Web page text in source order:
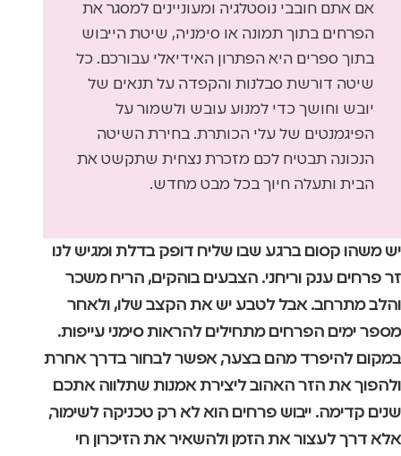
אם אתם חובבי נוסטלגיה ומעוניינים למסגר את
הפרחים בתוך תמונה או סימניה, שיטת הייבוש
בתוך ספרים היא הפתרון האידיאלי עבורכם. כל
שיטה דורשת סבלנות והקפדה על תנאים של
יובש וחושך כדי למנוע עובש ולשמור על
הפיגמנטים של עלי הכותרת. בחירת השיטה
הנכונה תבטיח לכם מזכרת נצחית שתקשט את
הבית ותעלה חיוך בכל מבט מחדש.
יש משהו קסום ברגע שבו שליח דופק בדלת ומגיש לנו
זר פרחים ענק וריחני. הצבעים בוהקים, הריח משכר
והלב מתרחב. אבל לטבע יש את הקצב שלו, ולאחר
מספר ימים הפרחים מתחילים להראות סימני עייפות.
במקום להיפרד מהם בצער, אפשר לבחור בדרך אחרת
ולהפוך את הזר האהוב ליצירת אמנות שתלווה אתכם
שנים קדימה. ייבוש פרחים הוא לא רק טכניקה לשימור,
אלא דרך לעצור את הזמן ולהשאיר את הזיכרון חי